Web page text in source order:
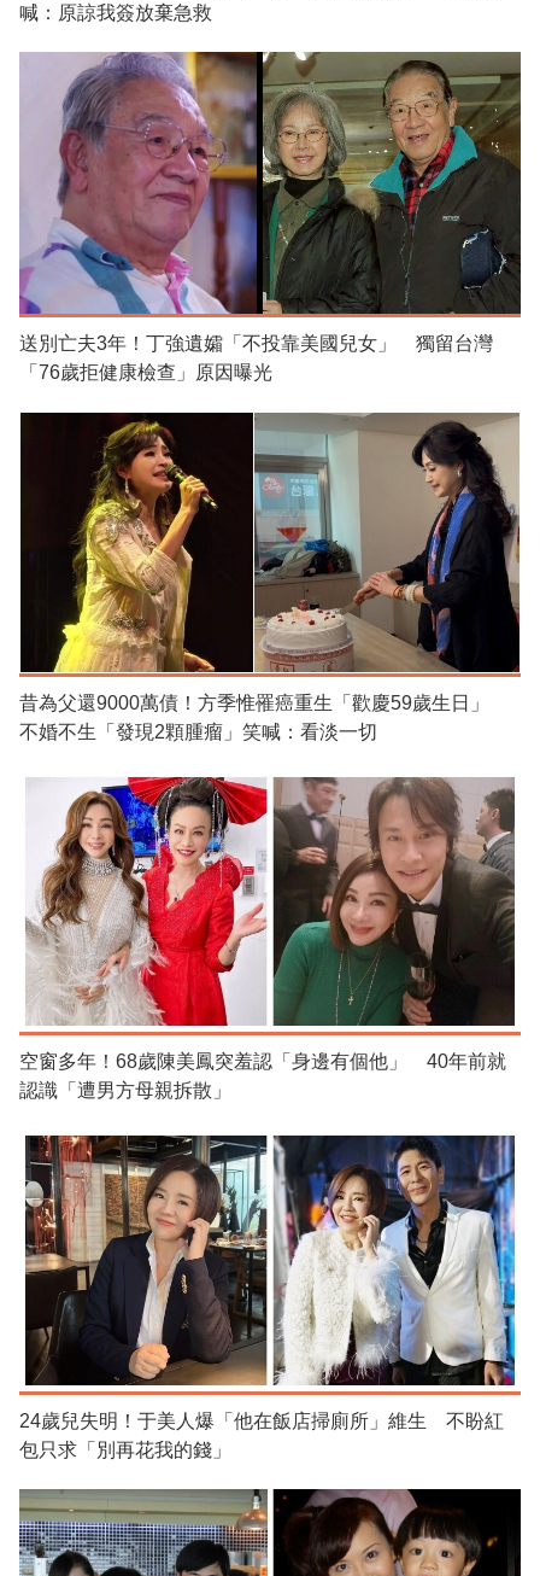
喊：原諒我簽放棄急救
送別亡夫3年！丁強遺孀「不投靠美國兒女」 獨留台灣
「76歲拒健康檢查」原因曝光
昔為父還9000萬債！方季惟罹癌重生「歡慶59歲生日」
不婚不生「發現2顆腫瘤」笑喊：看淡一切
空窗多年！68歲陳美鳳突羞認「身邊有個他」 40年前就
認識「遭男方母親拆散」
24歲兒失明！于美人爆「他在飯店掃廁所」維生 不盼紅
包只求「別再花我的錢」